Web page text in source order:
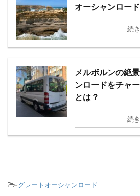
オーシャンロー
続
メルボルンの絶
ンロードをチャ
とは？
続
-グレートオーシャンロード